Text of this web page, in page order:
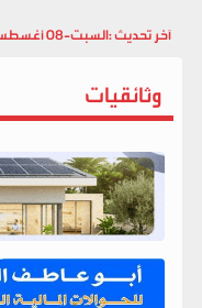
آخر تحديث :السبت-08 أغسطس 2026-11:06م
وثائقيات